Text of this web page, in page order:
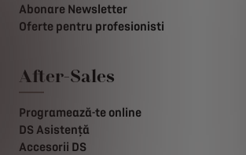
Abonare Newsletter
Oferte pentru profesionisti
After-Sales
Programează-te online
DS Asistență
Accesorii DS